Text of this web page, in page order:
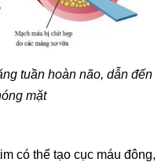
tuần hoàn não, dẫn đến
mặt
có thể tạo cục máu đông,